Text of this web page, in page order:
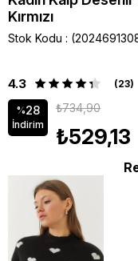
Kırmızı
Stok Kodu
4.3 (23)
%28
İndirim
₺734,90
₺529,13